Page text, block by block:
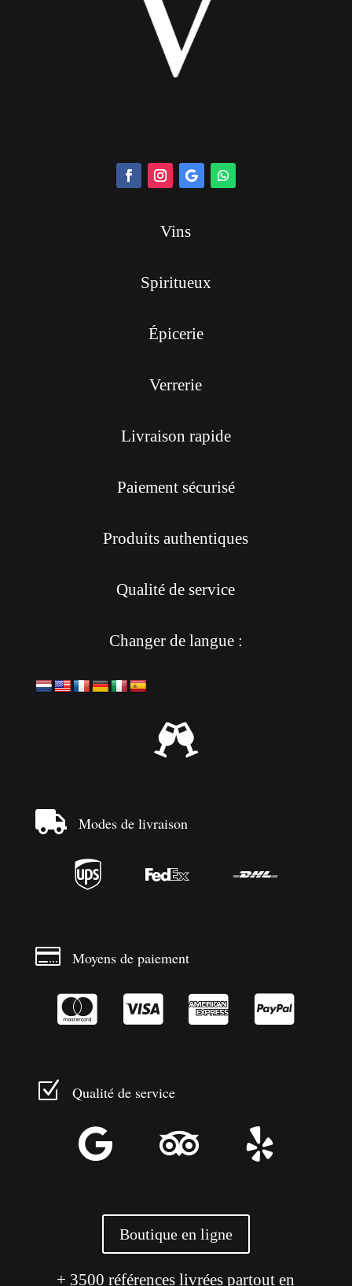
Vins
Spiritueux
Épicerie
Verrerie
Livraison rapide
Paiement sécurisé
Produits authentiques
Qualité de service
Changer de langue :

 Modes de livraison
  
 Moyens de paiement
   
Z Qualité de service
  
Boutique en ligne
+ 3500 références livrées partout en